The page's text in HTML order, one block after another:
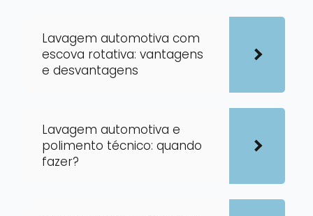
Lavagem automotiva com
escova rotativa: vantagens
e desvantagens
Lavagem automotiva e
polimento técnico: quando
fazer?